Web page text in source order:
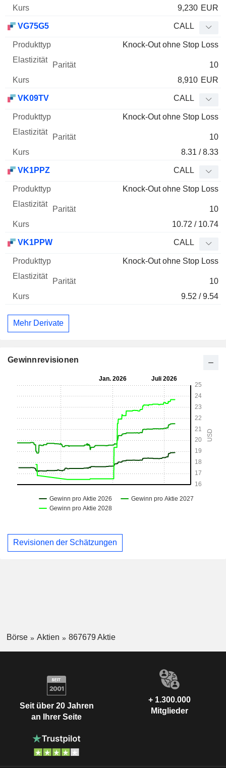
9,230 EUR
VG75G5 CALL
Knock-Out ohne Stop Loss
10
8,910 EUR
VK09TV CALL
Knock-Out ohne Stop Loss
10
8.31 / 8.33
VK1PPZ CALL
Knock-Out ohne Stop Loss
10
10.72 / 10.74
VK1PPW CALL
Knock-Out ohne Stop Loss
10
9.52 / 9.54
Mehr Derivate
Gewinnrevisionen
Revisionen der Schätzungen
Börse Aktien 867679 Aktie
Seit über 20 Jahren
an Ihrer Seite
+ 1.300.000
Mitglieder